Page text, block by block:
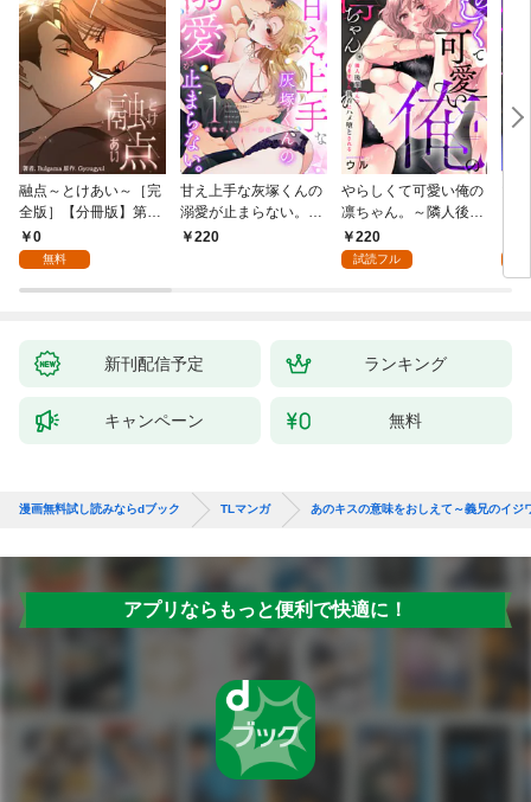
融点～とけあい～［完
全版］【分冊版】第1
話0
無料
甘え上手な灰塚くんの
溺愛が止まらない。純
情で、健気で…絶倫！
220
やらしくて可愛い俺の
凛ちゃん。～隣人後輩
くんのイキすぎた執着
にハメ堕とされる～(1)
220
試読フル
ま
～
新刊配信予定 ランキング
キャンペーン 無料
漫画無料試し読みならdブック TLマンガ あのキスの意味をおしえて～義兄のイジ
アプリならもっと便利で快適に！